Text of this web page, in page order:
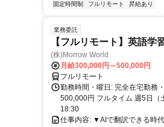
固定時間制 フルリモート 昇給あり
業務委託
【フルリモート】英語学
(株)Morrow World
月給300,000円～500,000円
フルリモート
勤務時間・曜日: 完全在宅勤務
500,000円 フルタイム 週5日（
18:30
仕事内容: ▼AIで翻訳できる時